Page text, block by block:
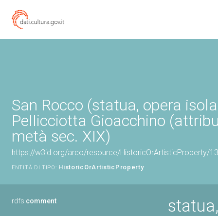
San Rocco (statua, opera
Pellicciotta Gioacchino
metà sec. XIX)
https://w3id.org/arco/resource/HistoricOrArtisticProperty/
ENTITÀ DI TIPO: HistoricOrArtisticProperty
rdfs:comment